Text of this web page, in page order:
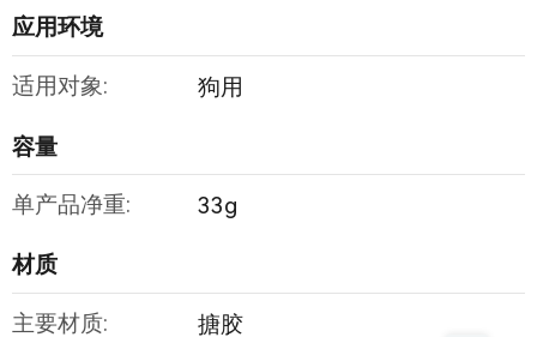
应用环境
适用对象: 狗用
容量
单产品净重: 33g
材质
主要材质: 搪胶